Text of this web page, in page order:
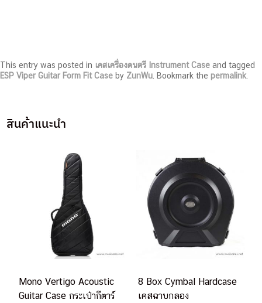
This entry was posted in เคสเครื่องดนตรี Instrument Case and tagged
ESP Viper Guitar Form Fit Case by ZunWu . Bookmark the permalink
สินค้าแนะนำ
Mono Vertigo Acoustic
Guitar Case กระเป๋ากีตาร์
8 Box Cymbal Hardcase
เคสฉาบกลอง